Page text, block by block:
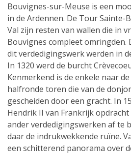
Bouvignes-sur-Meuse is een
in de Ardennen. De Tour Sainte-
Val zijn resten van wallen die in
Bouvignes compleet omringden.
dit verdedigingswerk werden in
In 1320 werd de burcht
Kenmerkend is de enkele naar
halfronde toren die van de
gescheiden door een gracht. In
Hendrik II van Frankrijk opdracht
ander verdedigingswerken af te
daar de indrukwekkende ruïne.
een schitterend panorama over